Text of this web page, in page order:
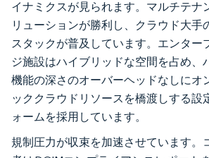
イナミクスが見られます。マルチテナ
リューションが勝利し、クラウド大手
スタックが普及しています。エンター
ジ施設はハイブリッドな空間を占め、
機能の深さのオーバーヘッドなしにオ
ッククラウドリソースを橋渡しする設
ォームを採用しています。
規制圧力が収束を加速させています。